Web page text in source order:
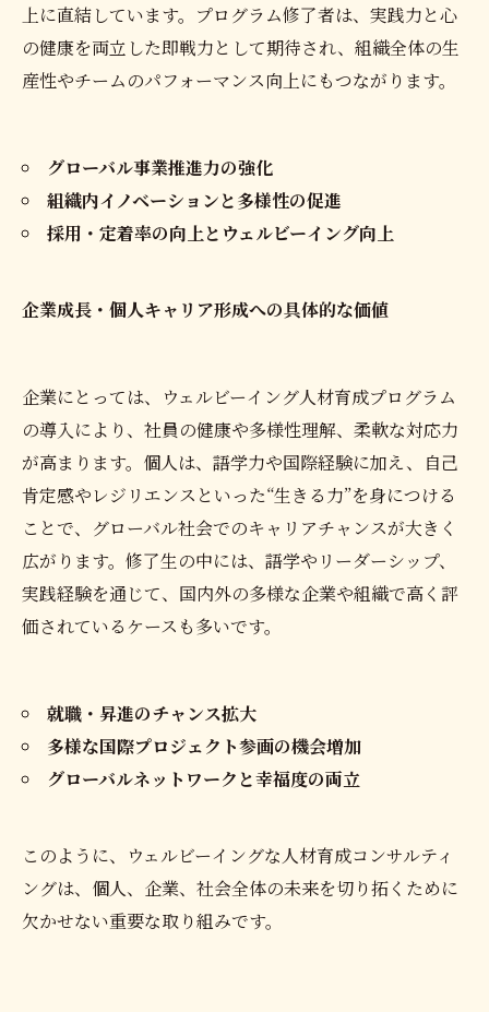
上に直結しています。プログラム修了者は、実践力と心
の健康を両立した即戦力として期待され、組織全体の生
産性やチームのパフォーマンス向上にもつながります。
グローバル事業推進力の強化
組織内イノベーションと多様性の促進
採用・定着率の向上とウェルビーイング向上
企業成長・個人キャリア形成への具体的な価値
企業にとっては、ウェルビーイング人材育成プログラム
の導入により、社員の健康や多様性理解、柔軟な対応力
が高まります。個人は、語学力や国際経験に加え、自己
肯定感やレジリエンスといった“生きる力”を身につける
ことで、グローバル社会でのキャリアチャンスが大きく
広がります。修了生の中には、語学やリーダーシップ、
実践経験を通じて、国内外の多様な企業や組織で高く評
価されているケースも多いです。
就職・昇進のチャンス拡大
多様な国際プロジェクト参画の機会増加
グローバルネットワークと幸福度の両立
このように、ウェルビーイングな人材育成コンサルティ
ングは、個人、企業、社会全体の未来を切り拓くために
欠かせない重要な取り組みです。